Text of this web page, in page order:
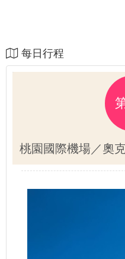
每日行程
桃園國際機場／奧